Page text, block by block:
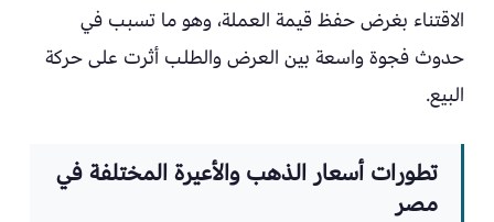
الاقتناء بغرض حفظ قيمة العملة، وهو ما تسبب في
حدوث فجوة واسعة بين العرض والطلب أثرت على حركة
البيع.
تطورات أسعار الذهب والأعيرة المختلفة في
مصر